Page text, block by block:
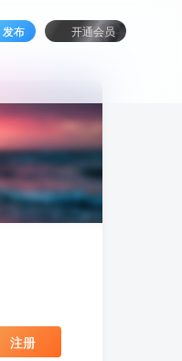
发布 开通会员
注册
注册